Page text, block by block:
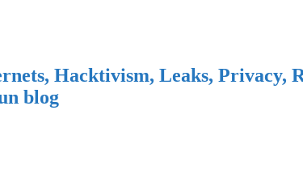
Hacktivism, Leaks, Privacy,
blog